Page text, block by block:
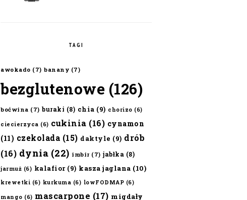
TAGI
awokado (7) banany (7)
bezglutenowe (126)
boćwina (7) buraki (8) chia (9) chorizo (6)
ciecierzyca (6) cukinia (16) cynamon
(11) czekolada (15) daktyle (9) drób
(16) dynia (22) imbir (7) jabłka (8)
jarmuż (6) kalafior(9) kasza jaglana (10)
krewetki (6) kurkuma (6) lowFODMAP (6)
mango (6) mascarpone (17) migdały